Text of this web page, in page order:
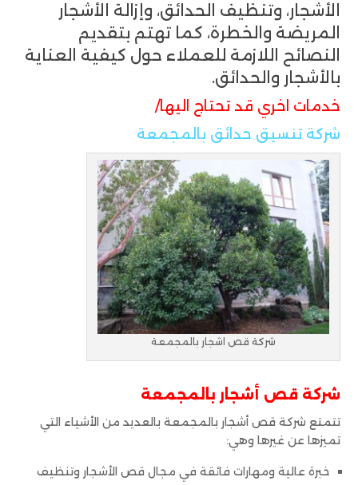
الأشجار، وتنظيف الحدائق، وإزالة الأشجار
المريضة والخطرة، كما تهتم بتقديم
النصائح اللازمة للعملاء حول كيفية العناية
بالأشجار والحدائق.
خدمات اخري قد تحتاج اليها/
شركة تنسيق حدائق بالمجمعة
شركة قص اشجار بالمجمعة
شركة قص أشجار بالمجمعة
تتمتع شركة قص أشجار بالمجمعة بالعديد من الأشياء التي
تميزها عن غيرها وهي:
خبرة عالية ومهارات فائقة في مجال قص الأشجار وتنظيف